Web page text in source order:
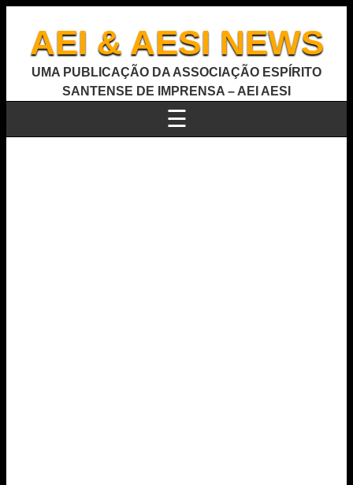
AEI & AESI NEWS
UMA PUBLICAÇÃO DA ASSOCIAÇÃO ESPÍRITO
SANTENSE DE IMPRENSA – AEI AESI
☰